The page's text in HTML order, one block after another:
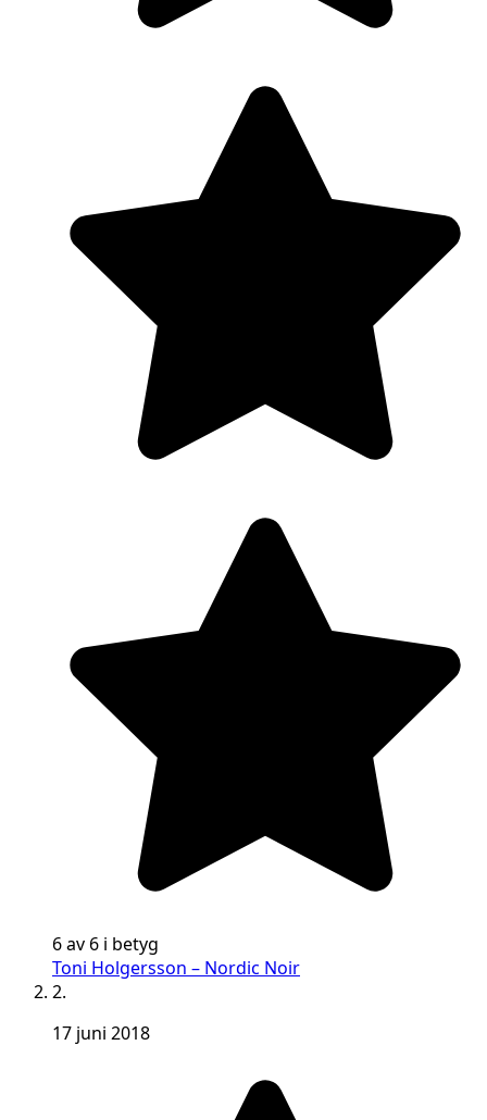
6 av 6 i betyg
Toni Holgersson – Nordic Noir
2.
17 juni 2018